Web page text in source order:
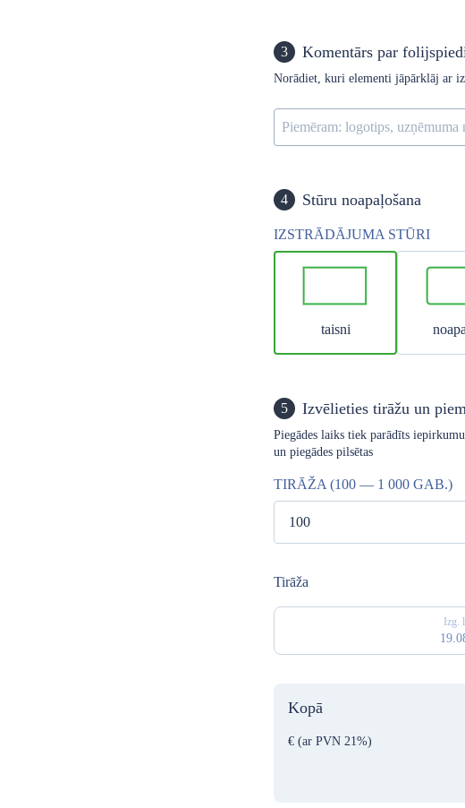
3 Komentārs par
Norādiet, kuri elementi jāpārklāj ar
4 Stūru noapaļošana
IZSTRĀDĀJUMA STŪRI
taisni
5 Izvēlieties tirāžu un
Piegādes laiks tiek parādīts
un piegādes pilsētas
TIRĀŽA (100 — 1 000 GAB.)
Tirāža
Izg.
Kopā
€ (ar PVN 21%)